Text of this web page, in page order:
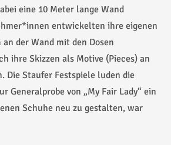
eine 10 Meter lange Wand
entwickelten ihre eigenen
der Wand mit den Dosen
ihre Skizzen als Motive (Pieces) an
Die Staufer Festspiele luden die
Generalprobe von „My Fair Lady“ ein
Schuhe neu zu gestalten, war